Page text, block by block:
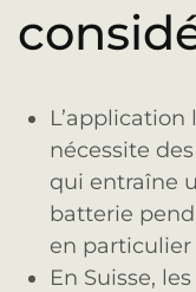
nécessite
qui entraîne
batterie
en particulier
En Suisse,